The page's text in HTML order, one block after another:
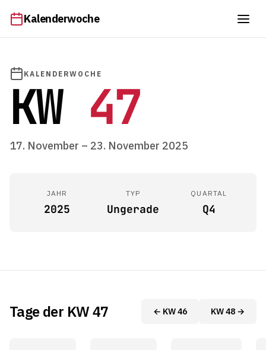
Kalenderwoche
KALENDERWOCHE
KW 47
17. November – 23. November 2025
JAHR
2025
TYP
Ungerade
QUARTAL
Q4
Tage der KW 47 ← KW 46 KW 48 →